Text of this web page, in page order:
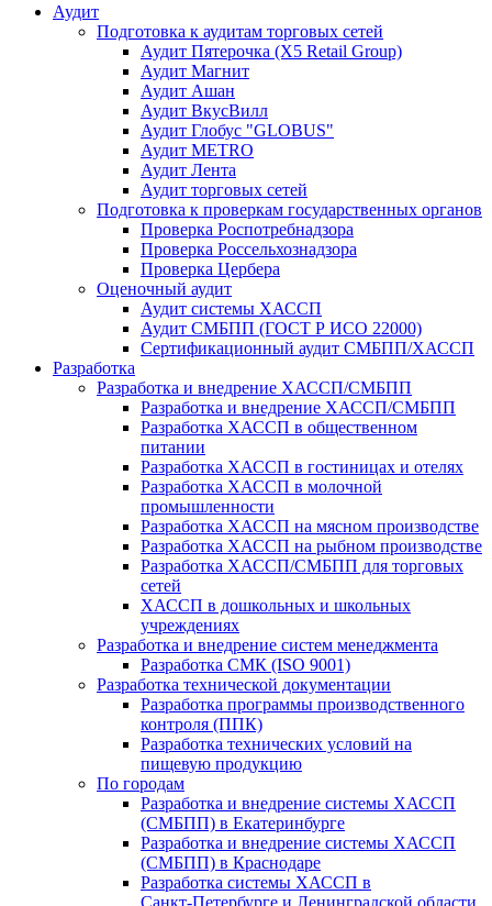
Аудит
Подготовка к аудитам торговых сетей
Аудит Пятерочка (X5 Retail Group)
Аудит Магнит
Аудит Ашан
Аудит ВкусВилл
Аудит Глобус "GLOBUS"
Аудит METRO
Аудит Лента
Аудит торговых сетей
Подготовка к проверкам государственных органов
Проверка Роспотребнадзора
Проверка Россельхознадзора
Проверка Цербера
Оценочный аудит
Аудит системы ХАССП
Аудит СМБПП (ГОСТ Р ИСО 22000)
Сертификационный аудит СМБПП/ХАССП
Разработка
Разработка и внедрение ХАССП/СМБПП
Разработка и внедрение ХАССП/СМБПП
Разработка ХАССП в общественном
питании
Разработка ХАССП в гостиницах и отелях
Разработка ХАССП в молочной
промышленности
Разработка ХАССП на мясном производстве
Разработка ХАССП на рыбном производстве
Разработка ХАССП/СМБПП для торговых
сетей
ХАССП в дошкольных и школьных
учреждениях
Разработка и внедрение систем менеджмента
Разработка СМК (ISO 9001)
Разработка технической документации
Разработка программы производственного
контроля (ППК)
Разработка технических условий на
пищевую продукцию
По городам
Разработка и внедрение системы ХАССП
(СМБПП) в Екатеринбурге
Разработка и внедрение системы ХАССП
(СМБПП) в Краснодаре
Разработка системы ХАССП в
Санкт‑Петербурге и Ленинградской области